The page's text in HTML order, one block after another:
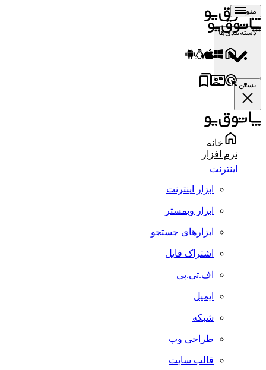
منو
دسته‌بندی‌ها
بستن
خانه
نرم افزار
اینترنت
ابزار اینترنت
ابزار وبمستر
ابزارهای جستجو
اشتراک فایل
اف.تی.پی
ایمیل
شبکه
طراحی وب
قالب سایت